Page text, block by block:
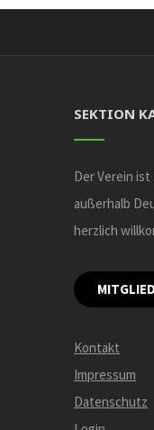
SEKTION
Der Verein
außerhalb
herzlich
Kontakt
Impressum
Datenschutz